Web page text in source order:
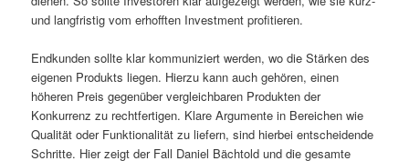
und langfristig vom erhofften Investment profitieren.
Endkunden sollte klar kommuniziert werden, wo die Stärken des
eigenen Produkts liegen. Hierzu kann auch gehören, einen
höheren Preis gegenüber vergleichbaren Produkten der
Konkurrenz zu rechtfertigen. Klare Argumente in Bereichen wie
Qualität oder Funktionalität zu liefern, sind hierbei entscheidende
Schritte. Hier zeigt der Fall Daniel Bächtold und die gesamte